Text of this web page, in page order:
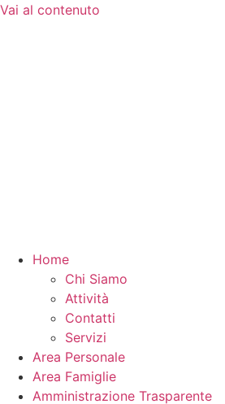
Vai al contenuto
Home
Chi Siamo
Attività
Contatti
Servizi
Area Personale
Area Famiglie
Amministrazione Trasparente